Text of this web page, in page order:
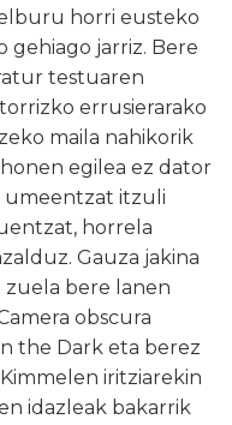
horri eusteko
gehiago jarriz. Bere
testuaren
errusierarako
maila nahikorik
egilea ez dator
umeentzat itzuli
horrela
Gauza jakina
zuela bere lanen
obscura
the Dark eta berez
iritziarekin
idazleak bakarrik